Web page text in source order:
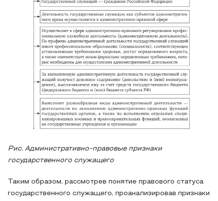
Рис. Административно-правовые признаки
государственного служащего
Таким образом, рассмотрев понятие правового статуса
государственного служащего, проанализировав признаки